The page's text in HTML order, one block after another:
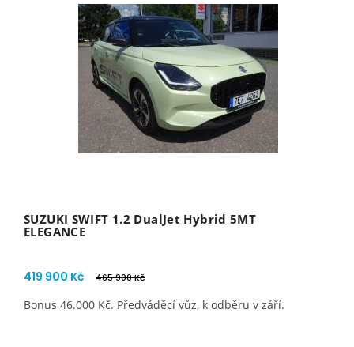
SUZUKI SWIFT 1.2 DualJet Hybrid 5MT
ELEGANCE
419 900 Kč 465 900 Kč
Bonus 46.000 Kč. Předváděcí vůz, k odběru v září.